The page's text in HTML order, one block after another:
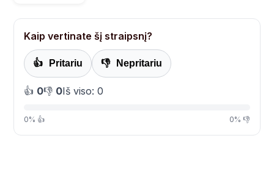
Kaip vertinate šį straipsnį?
👍 Pritariu 👎 Nepritariu
👍 0👎 0Iš viso: 0
0% 👍 0% 👎